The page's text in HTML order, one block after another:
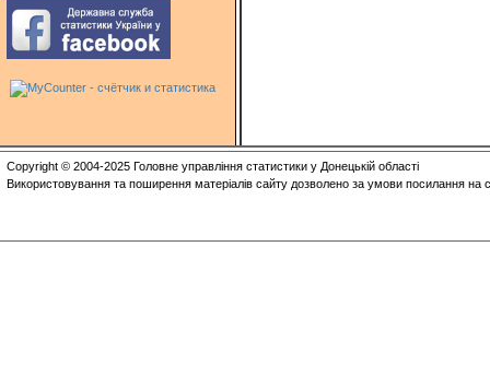
Copyright © 2004-2025 Головне управління статистики у Донецькій області
Використовування та поширення матеріалів сайту дозволено за умови посилання на